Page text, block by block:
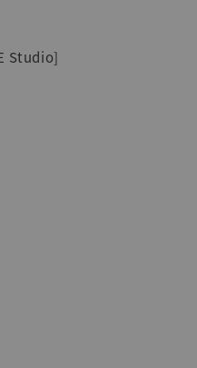
蒐藏雕像 悟空 鳥山
Studio]